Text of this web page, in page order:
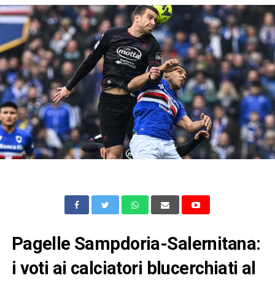
Pagelle Sampdoria-Salernitana:
i voti ai calciatori blucerchiati al